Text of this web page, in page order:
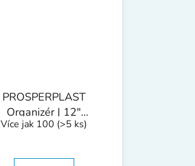
PROSPERPLAST
Organizér | 12"
290x195x35 mm
Více jak 100 (>5 ks)